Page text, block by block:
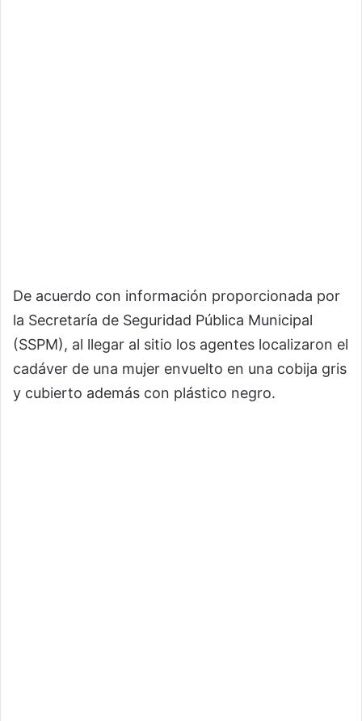
De acuerdo con información proporcionada por
la Secretaría de Seguridad Pública Municipal
(SSPM), al llegar al sitio los agentes localizaron el
cadáver de una mujer envuelto en una cobija gris
y cubierto además con plástico negro.